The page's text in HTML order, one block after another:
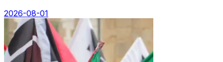
2026-08-01